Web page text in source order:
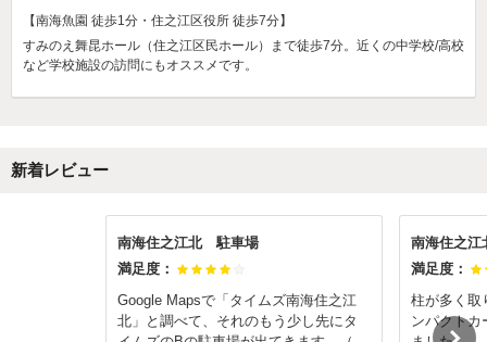
【南海魚園 徒歩1分・住之江区役所 徒歩7分】
すみのえ舞昆ホール（住之江区民ホール）まで徒歩7分。近くの中学校/高校
など学校施設の訪問にもオススメです。
新着レビュー
南海住之江北 駐車場
満足度：
Google Mapsで「タイムズ南海住之江
北」と調べて、それのもう少し先にタ
南海住之
満足度：
柱が多く取
ンパクトカ